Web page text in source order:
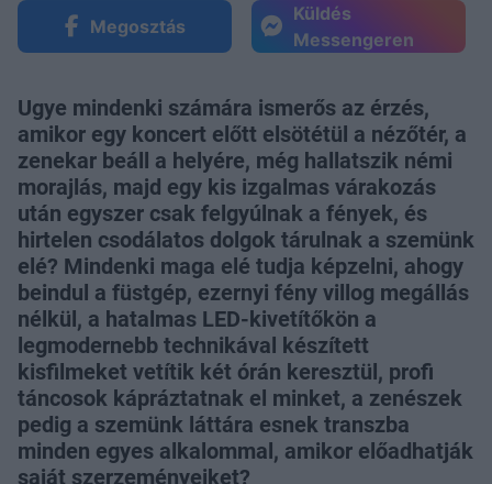
Megosztás
Küldés
Messengeren
Ugye mindenki számára ismerős az érzés,
amikor egy koncert előtt elsötétül a nézőtér, a
zenekar beáll a helyére, még hallatszik némi
morajlás, majd egy kis izgalmas várakozás
után egyszer csak felgyúlnak a fények, és
hirtelen csodálatos dolgok tárulnak a szemünk
elé? Mindenki maga elé tudja képzelni, ahogy
beindul a füstgép, ezernyi fény villog megállás
nélkül, a hatalmas LED-kivetítőkön a
legmodernebb technikával készített
kisfilmeket vetítik két órán keresztül, profi
táncosok kápráztatnak el minket, a zenészek
pedig a szemünk láttára esnek transzba
minden egyes alkalommal, amikor előadhatják
saját szerzeményeiket?